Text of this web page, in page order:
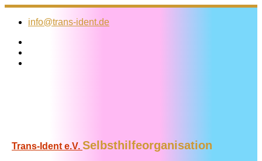
Zum
Inhalt
info@trans-ident.de
Trans-Ident e.V. Selbsthilfeorganisation